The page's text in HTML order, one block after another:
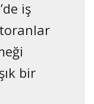
iş
bir